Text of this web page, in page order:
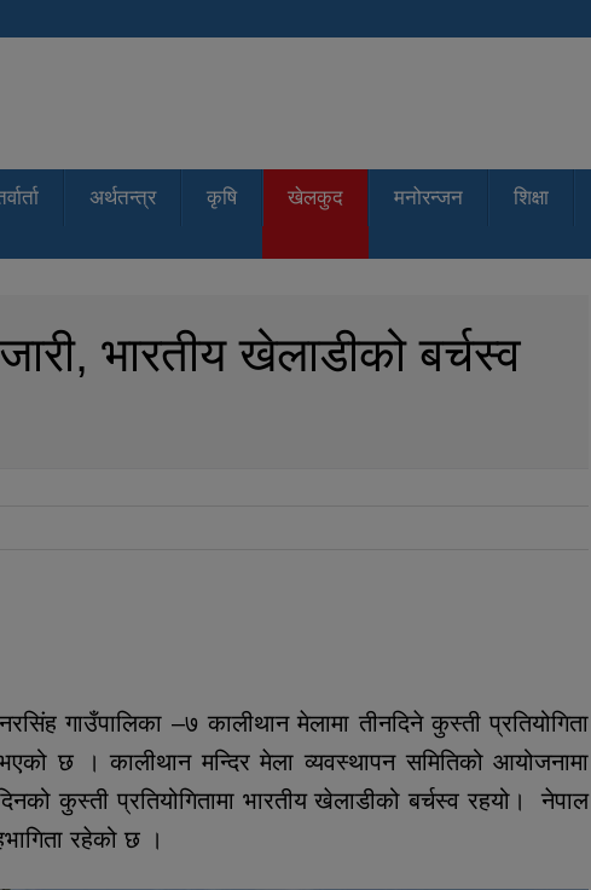
अर्थतन्त्र कृषि खेलकुद मनोरन्जन शिक्षा
भारतीय खेलाडीको बर्चस्व
गाउँपालिका –७ कालीथान मेलामा तीनदिने कुस्ती प्रतियोगिता
छ । कालीथान मन्दिर मेला व्यवस्थापन समितिको आयोजनामा
कुस्ती प्रतियोगितामा भारतीय खेलाडीको बर्चस्व रहयो। नेपाल
रहेको छ ।